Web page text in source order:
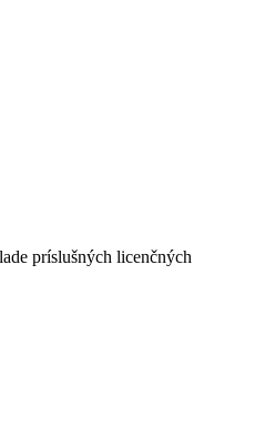
príslušných licenčných